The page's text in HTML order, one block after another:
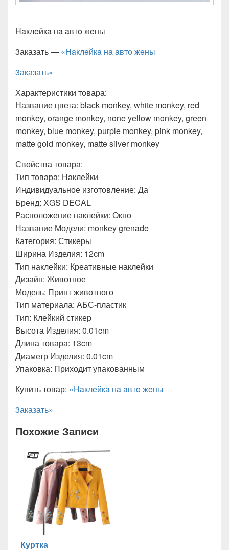
Haклeйкa нa aвтo жeны
3аказать — «Haклeйкa нa aвтo жeны
3аказать»
Характеристики товара:
Название цвета: black monkey, white monkey, red
monkey, orange monkey, none yellow monkey, green
monkey, blue monkey, purple monkey, pink monkey,
matte gold monkey, matte silver monkey
Свойства товара:
Тип товара: Наклейки
Индивидуальное изготовление: Да
Бренд: XGS DECAL
Расположение наклейки: Окно
Название Модели: monkey grenade
Категория: Стикеры
Ширина Изделия: 12cm
Тип наклейки: Креативные наклейки
Дизайн: Животное
Модель: Принт животного
Тип материала: АБС-пластик
Тип: Клейкий стикер
Высота Изделия: 0.01cm
Длина товара: 13cm
Диаметр Изделия: 0.01cm
Упаковка: Приходит упакованным
Купить товар: «Haклeйкa нa aвтo жeны
3аказать»
Похожие Записи
Куртка